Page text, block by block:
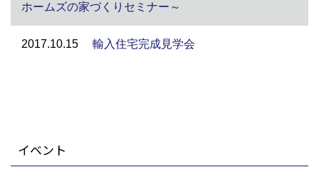
ホームズの家づくりセミナー～
2017.10.15 輸入住宅完成見学会
イベント